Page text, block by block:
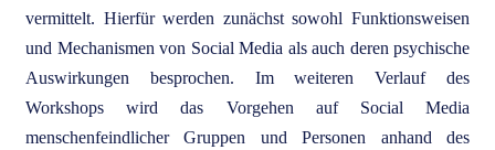
vermittelt. Hierfür werden zunächst sowohl Funktionsweisen
und Mechanismen von Social Media als auch deren psychische
Auswirkungen besprochen. Im weiteren Verlauf des
Workshops wird das Vorgehen auf Social Media
menschenfeindlicher Gruppen und Personen anhand des